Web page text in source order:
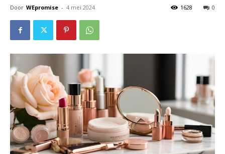
Door WEpromise - 4 mei 2024 0
1628